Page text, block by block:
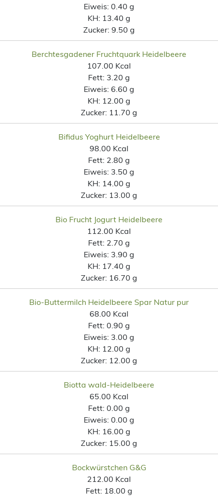
Eiweis: 0.40 g
KH: 13.40 g
Zucker: 9.50 g
Berchtesgadener Fruchtquark Heidelbeere
107.00 Kcal
Fett: 3.20 g
Eiweis: 6.60 g
KH: 12.00 g
Zucker: 11.70 g
Bifidus Yoghurt Heidelbeere
98.00 Kcal
Fett: 2.80 g
Eiweis: 3.50 g
KH: 14.00 g
Zucker: 13.00 g
Bio Frucht Jogurt Heidelbeere
112.00 Kcal
Fett: 2.70 g
Eiweis: 3.90 g
KH: 17.40 g
Zucker: 16.70 g
Bio-Buttermilch Heidelbeere Spar Natur pur
68.00 Kcal
Fett: 0.90 g
Eiweis: 3.00 g
KH: 12.00 g
Zucker: 12.00 g
Biotta wald-Heidelbeere
65.00 Kcal
Fett: 0.00 g
Eiweis: 0.00 g
KH: 16.00 g
Zucker: 15.00 g
Bockwürstchen G&G
212.00 Kcal
Fett: 18.00 g